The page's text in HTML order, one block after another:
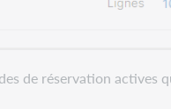
de réservation actives